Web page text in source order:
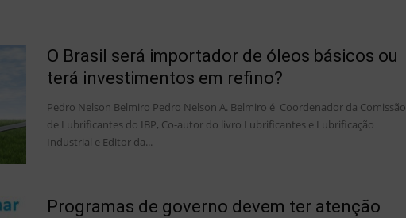
O Brasil será importador de óleos básicos ou
terá investimentos em refino?
Pedro Nelson Belmiro Pedro Nelson A. Belmiro é Coordenador da Comissão
de Lubrificantes do IBP, Co-autor do livro Lubrificantes e Lubrificação
Industrial e Editor da...
Programas de governo devem ter atenção